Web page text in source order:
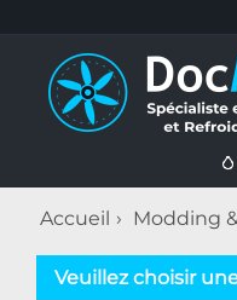
Accueil Modding
Veuillez choisir